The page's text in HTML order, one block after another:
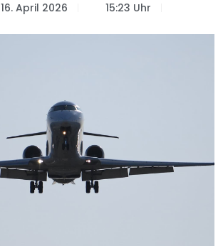
16. April 2026 15:23 Uhr